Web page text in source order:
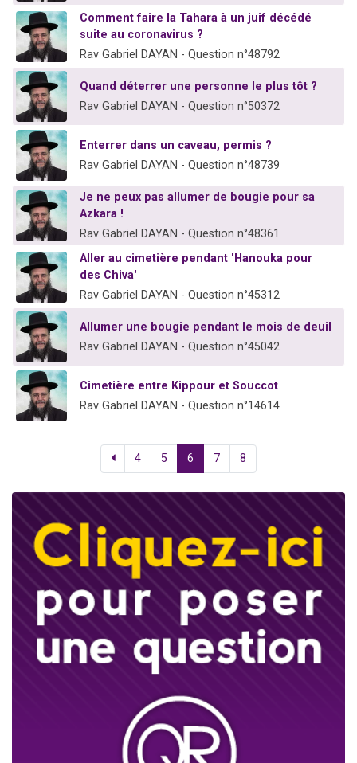
Comment faire la Tahara à un juif décédé
suite au coronavirus ?
Rav Gabriel DAYAN - Question n°48792
Quand déterrer une personne le plus tôt ?
Rav Gabriel DAYAN - Question n°50372
Enterrer dans un caveau, permis ?
Rav Gabriel DAYAN - Question n°48739
Je ne peux pas allumer de bougie pour sa
Azkara !
Rav Gabriel DAYAN - Question n°48361
Aller au cimetière pendant 'Hanouka pour
des Chiva'
Rav Gabriel DAYAN - Question n°45312
Allumer une bougie pendant le mois de deuil
Rav Gabriel DAYAN - Question n°45042
Cimetière entre Kippour et Souccot
Rav Gabriel DAYAN - Question n°14614
4 5 6 7 8